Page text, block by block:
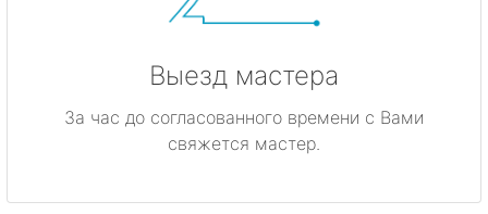
Выезд мастера
За час до согласованного времени с Вами
свяжется мастер.